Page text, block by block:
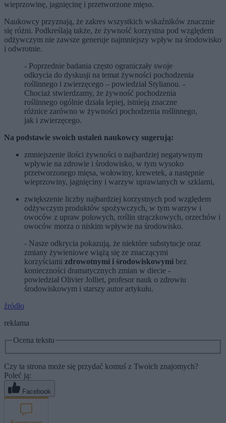
wieprzowinę, jagnięcinę i przetworzone mięso.
Naukowcy przyznają, że zakres wszystkich wskaźników znacznie
się różni. Podkreślają także, że żywność korzystna pod względem
odżywczym nie zawsze generuje najmniejszy wpływ na środowisko
i odwrotnie.
- Poprzednie badania często ograniczały swoje
odkrycia do dyskusji na temat żywności pochodzenia
roślinnego i zwierzęcego – powiedział Stylianou. -
Chociaż stwierdzamy, że żywność pochodzenia
roślinnego ogólnie działa lepiej, istnieją znaczne
różnice zarówno w żywności pochodzenia roślinnego,
jak i zwierzęcego.
Na podstawie swoich ustaleń naukowcy sugerują:
zmniejszenie ilości żywności o najbardziej negatywnym
wpływie na zdrowie i środowisko, w tym wysoko
przetworzonego mięsa, wołowiny, krewetek, a następnie
wieprzowiny, jagnięciny i warzyw uprawianych w szklarni,
zwiększenie liczby najbardziej korzystnych pod względem
odżywczym produktów spożywczych, w tym warzyw i
owoców z upraw polowych, roślin strączkowych, orzechów i
owoców morza o niskim wpływie na środowisko.
- Nasze odkrycia pokazują, że niektóre substytucje oraz
zmiany żywieniowe wiążą się ze znaczącymi
korzyściami zdrowotnymi i środowiskowymi bez
konieczności dramatycznych zmian w diecie -
powiedział Olivier Jolliet, profesor nauk o zdrowiu
środowiskowym i starszy autor artykułu.
źródło
reklama
Ocena tekstu
Czy ta strona może się przydać komuś z Twoich znajomych?
Poleć ją:
Facebook